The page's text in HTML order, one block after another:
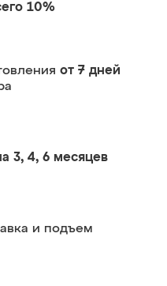
10%
от 7 дней
3, 4, 6 месяцев
и подъем